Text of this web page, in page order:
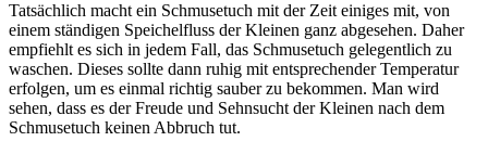
Tatsächlich macht ein Schmusetuch mit der Zeit einiges mit, von
einem ständigen Speichelfluss der Kleinen ganz abgesehen. Daher
empfiehlt es sich in jedem Fall, das Schmusetuch gelegentlich zu
waschen. Dieses sollte dann ruhig mit entsprechender Temperatur
erfolgen, um es einmal richtig sauber zu bekommen. Man wird
sehen, dass es der Freude und Sehnsucht der Kleinen nach dem
Schmusetuch keinen Abbruch tut.